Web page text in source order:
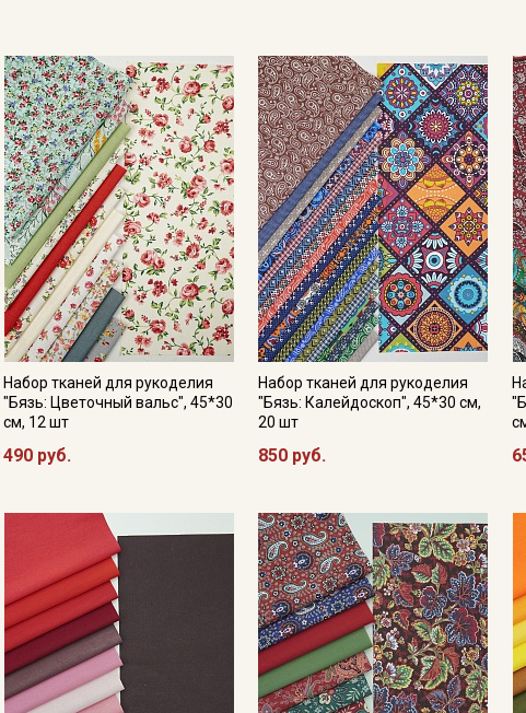
Наборы подойдут как опытным мастерицам,
Приятного творчества и творческого
Цвет зависит от настроек монитора/дисплея
фотографией изделия и оригиналом.
* Состав набора:
064144 Перкаль "Подкова" цв.бордовый, ГОСТ,
047633 Перкаль "Царевна" цв.винтажный
042341 Поплин "Смородина", ГОСТ, ш.1.5м,
064145 Перкаль "Волшебный завиток"
047808 Бязь "Цветочные огурчики"
064150 Перкаль "Романтика лепестков"
Набор тканей для рукоделия
"Бязь: Цветочный вальс", 45*30
см, 12 шт
490 руб.
Набор тканей для рукоделия
"Бязь: Калейдоскоп", 45*30 см,
20 шт
850 руб.